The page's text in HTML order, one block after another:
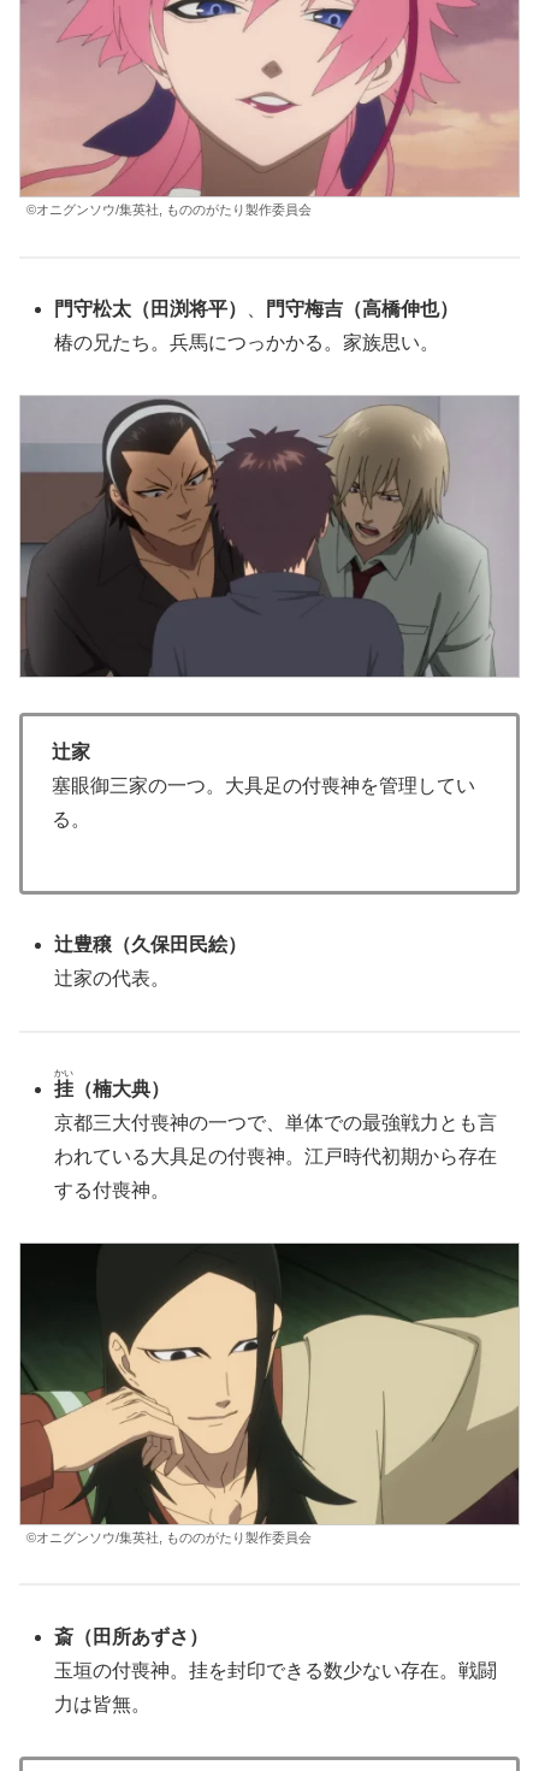
©オニグンソウ/集英社, もののがたり製作委員会
門守松太 （田渕将平） 門守梅吉 （高橋伸也）
椿の兄たち。兵馬につっかかる。家族思い。
辻家
塞眼御三家の一つ。大具足の付喪神を管理してい
る。
辻豊穣（久保田民絵）
辻家の代表。
挂
かい
（楠大典）
京都三大付喪神の一つで、単体での最強戦力とも言
われている大具足の付喪神。江戸時代初期から存在
する付喪神。
©オニグンソウ/集英社, もののがたり製作委員会
斎 （田所あずさ）
玉垣の付喪神。挂を封印できる数少ない存在。戦闘
力は皆無。